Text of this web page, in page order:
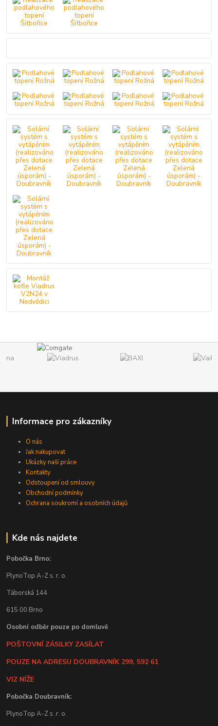
Informace pro zákazníky
O nás
Jak nakupovat
Ukázky naší práce
Kontakty
Odstoupení od smlouvy
Obchodní podmínky
Ochrana soukromí a osobních údajů
Kde nás najdete
Pobočka Brno:
PlynoTop A-Z s. r. o.
Táborská 144
615 00 Brno
Osobní odběr pouze po domluvě
POŠTOVNÍ ZÁSILKY ZASÍLAT
POUZE NA ADRESU DOUBRAVNÍK 299, 592 61
VIZ NÍŽE
Pobočka Doubravník:
PlynoTop A-Z s .r. o.